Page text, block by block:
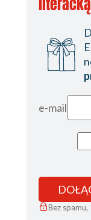
e-mail
Bez